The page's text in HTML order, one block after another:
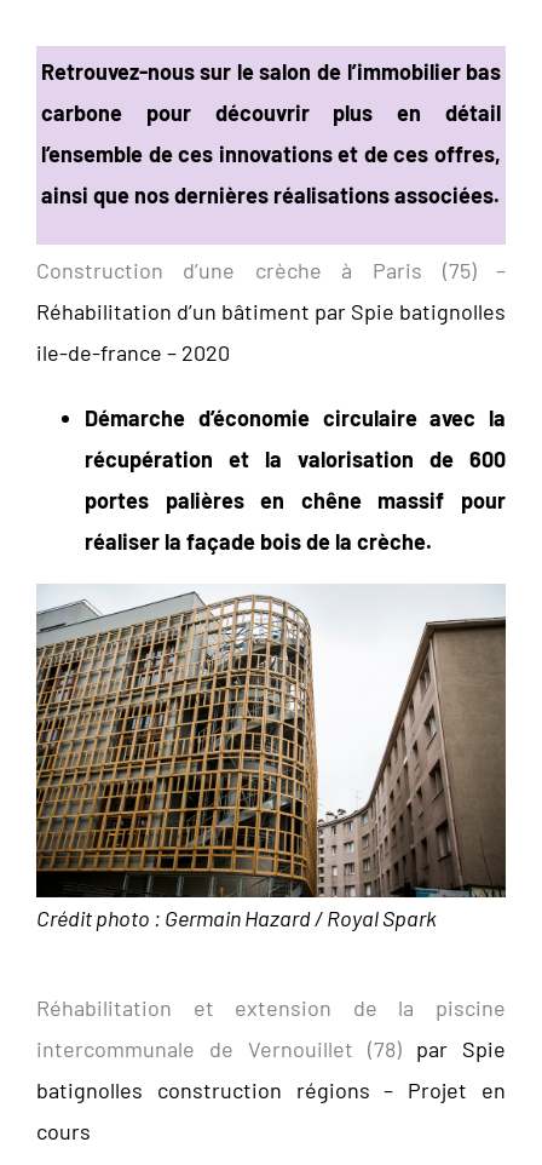
Retrouvez-nous sur le salon de l’immobilier bas
carbone pour découvrir plus en détail
l’ensemble de ces innovations et de ces offres,
ainsi que nos dernières réalisations associées.
Construction d’une crèche à Paris (75) –
Réhabilitation d’un bâtiment par Spie batignolles
ile-de-france – 2020
Démarche d’économie circulaire avec la
récupération et la valorisation de 600
portes palières en chêne massif pour
réaliser la façade bois de la crèche.
Crédit photo : Germain Hazard / Royal Spark
Réhabilitation et extension de la piscine
intercommunale de Vernouillet (78) par Spie
batignolles construction régions – Projet en
cours